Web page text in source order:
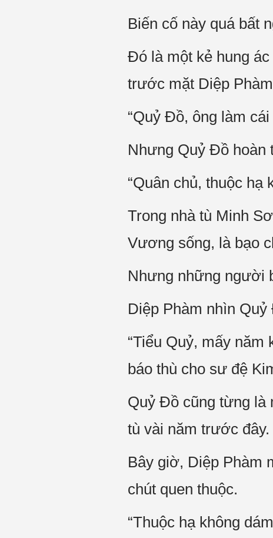
Biến cố này quá bất
Đó là một kẻ hung
trước mặt Diệp
“Quỷ Đồ, ông làm
Nhưng Quỷ Đồ hoàn
“Quân chủ, thuộc hạ
Trong nhà tù Minh
Vương sống, là bạo
Nhưng những người
Diệp Phàm nhìn
“Tiểu Quỷ, mấy
báo thù cho sư đệ
Quỷ Đồ cũng từng là
tù vài năm trước đây.
Bây giờ, Diệp Phàm
chút quen thuộc.
“Thuộc hạ không